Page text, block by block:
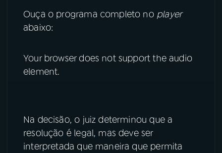
Ouça o programa completo no player
abaixo:
Your browser does not support the audio
element.
Na decisão, o juiz determinou que a
resolução é legal, mas deve ser
interpretada que maneira que permita